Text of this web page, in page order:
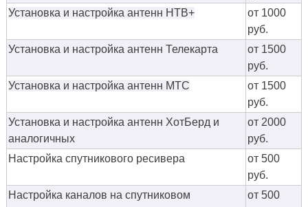
Установка и настройка антенн НТВ+
от 1000
руб.
Установка и настройка антенн Телекарта
от 1500
руб.
Установка и настройка антенн МТС
от 1500
руб.
Установка и настройка антенн ХотБерд и
аналогичных
от 2000
руб.
Настройка спутникового ресивера
от 500
руб.
Настройка каналов на спутниковом
от 500